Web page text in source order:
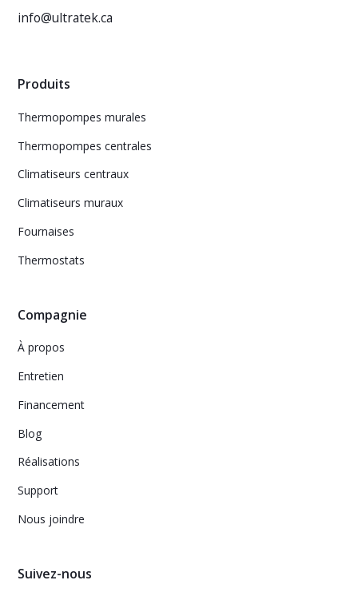
info@ultratek.ca
Produits
Thermopompes murales
Thermopompes centrales
Climatiseurs centraux
Climatiseurs muraux
Fournaises
Thermostats
Compagnie
À propos
Entretien
Financement
Blog
Réalisations
Support
Nous joindre
Suivez-nous